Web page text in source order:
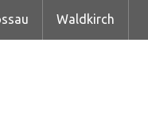
Waldkirch